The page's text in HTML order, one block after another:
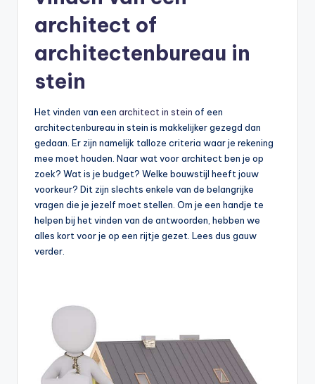
architect of
architectenbureau in
stein
Het vinden van een architect in stein of een
architectenbureau in stein is makkelijker gezegd dan
gedaan. Er zijn namelijk talloze criteria waar je rekening
mee moet houden. Naar wat voor architect ben je op
zoek? Wat is je budget? Welke bouwstijl heeft jouw
voorkeur? Dit zijn slechts enkele van de belangrijke
vragen die je jezelf moet stellen. Om je een handje te
helpen bij het vinden van de antwoorden, hebben we
alles kort voor je op een rijtje gezet. Lees dus gauw
verder.